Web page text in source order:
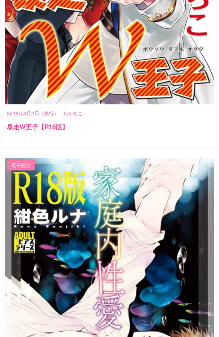
2019年3月2日（先行） わかちこ
暴走W王子【R18版】
電子配信